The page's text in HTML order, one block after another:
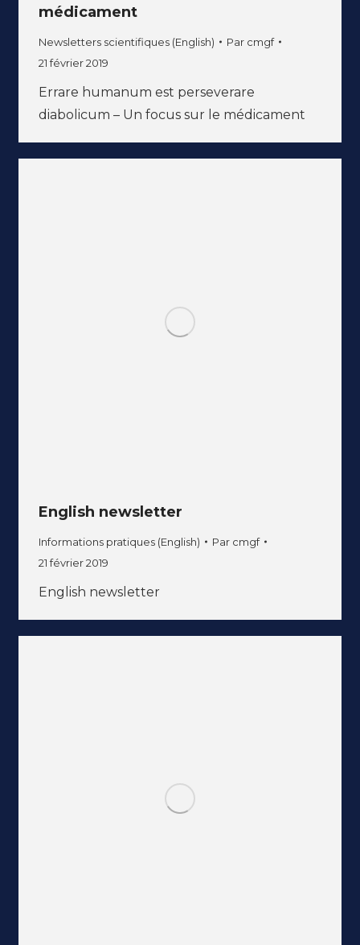
médicament
Newsletters scientifiques (English) Par cmgf
21 février 2019
Errare humanum est perseverare
diabolicum – Un focus sur le médicament
English newsletter
Informations pratiques (English) Par cmgf
21 février 2019
English newsletter